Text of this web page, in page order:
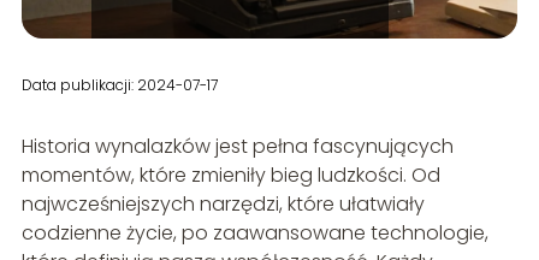
Data publikacji: 2024-07-17
Historia wynalazków jest pełna fascynujących
momentów, które zmieniły bieg ludzkości. Od
najwcześniejszych narzędzi, które ułatwiały
codzienne życie, po zaawansowane technologie,